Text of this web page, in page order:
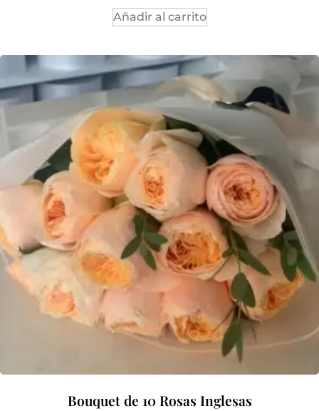
Añadir al carrito
Bouquet de 10 Rosas Inglesas